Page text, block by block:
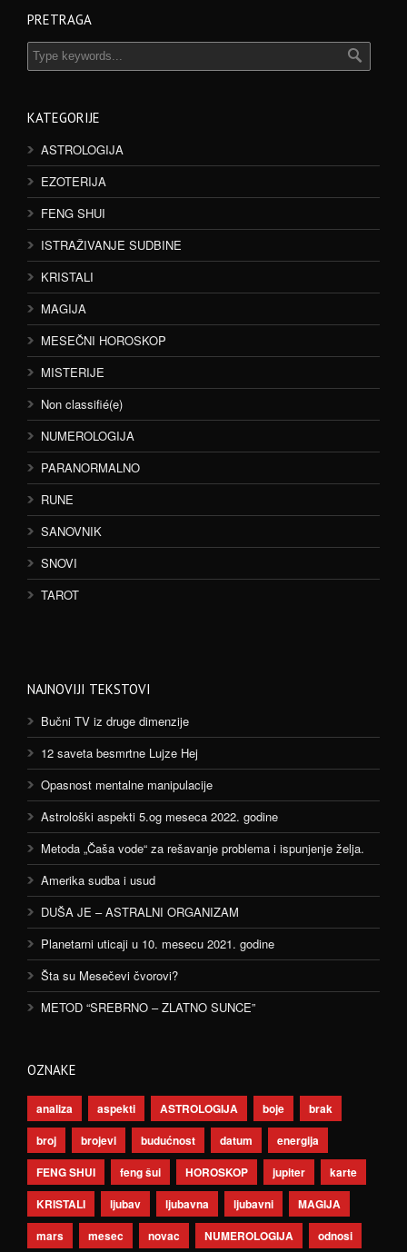
PRETRAGA
KATEGORIJE
ASTROLOGIJA
EZOTERIJA
FENG SHUI
ISTRAŽIVANJE SUDBINE
KRISTALI
MAGIJA
MESEČNI HOROSKOP
MISTERIJE
Non classifié(e)
NUMEROLOGIJA
PARANORMALNO
RUNE
SANOVNIK
SNOVI
TAROT
NAJNOVIJI TEKSTOVI
Bučni TV iz druge dimenzije
12 saveta besmrtne Lujze Hej
Opasnost mentalne manipulacije
Astrološki aspekti 5.og meseca 2022. godine
Metoda „Čaša vode“ za rešavanje problema i ispunjenje želja.
Amerika sudba i usud
DUŠA JE – ASTRALNI ORGANIZAM
Planetarni uticaji u 10. mesecu 2021. godine
Šta su Mesečevi čvorovi?
METOD “SREBRNO – ZLATNO SUNCE”
OZNAKE
analiza aspekti ASTROLOGIJA boje
brak
broj
brojevi budućnost datum
energija
FENG SHUI
feng šui HOROSKOP jupiter
karte
KRISTALI
ljubav ljubavna ljubavni
MAGIJA
mars
mesec novac NUMEROLOGIJA odnosi